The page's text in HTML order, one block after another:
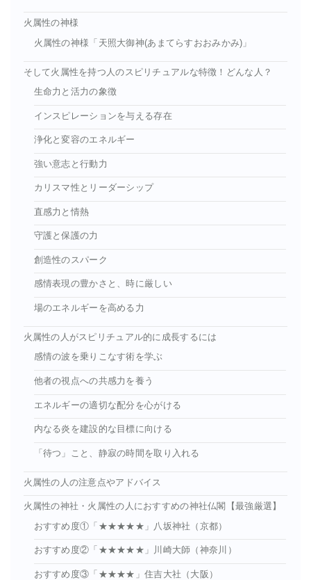
火属性の神様
火属性の神様「天照大御神(あまてらすおおみかみ)」
そして火属性を持つ人のスピリチュアルな特徴！どんな人？
生命力と活力の象徴
インスピレーションを与える存在
浄化と変容のエネルギー
強い意志と行動力
カリスマ性とリーダーシップ
直感力と情熱
守護と保護の力
創造性のスパーク
感情表現の豊かさと、時に厳しい
場のエネルギーを高める力
火属性の人がスピリチュアル的に成長するには
感情の波を乗りこなす術を学ぶ
他者の視点への共感力を養う
エネルギーの適切な配分を心がける
内なる炎を建設的な目標に向ける
「待つ」こと、静寂の時間を取り入れる
火属性の人の注意点やアドバイス
火属性の神社・火属性の人におすすめの神社仏閣【最強厳選】
おすすめ度①「★★★★★」八坂神社（京都）
おすすめ度②「★★★★★」川崎大師（神奈川）
おすすめ度③「★★★★」住吉大社（大阪）